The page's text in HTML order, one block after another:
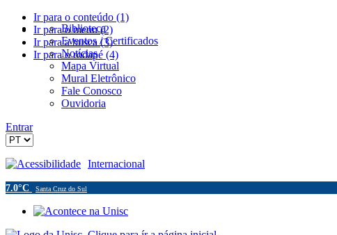
Ir para o conteúdo (1)
Ir para o menu (2)
Ir para a busca (3)
Ir para o rodapé (4)
Biblioteca
Eventos / Certificados
Notícias
Mapa Virtual
Mural Eletrônico
Fale Conosco
Ouvidoria
Entrar
Acessibilidade Internacional
7.0°C Santa Cruz do Sul